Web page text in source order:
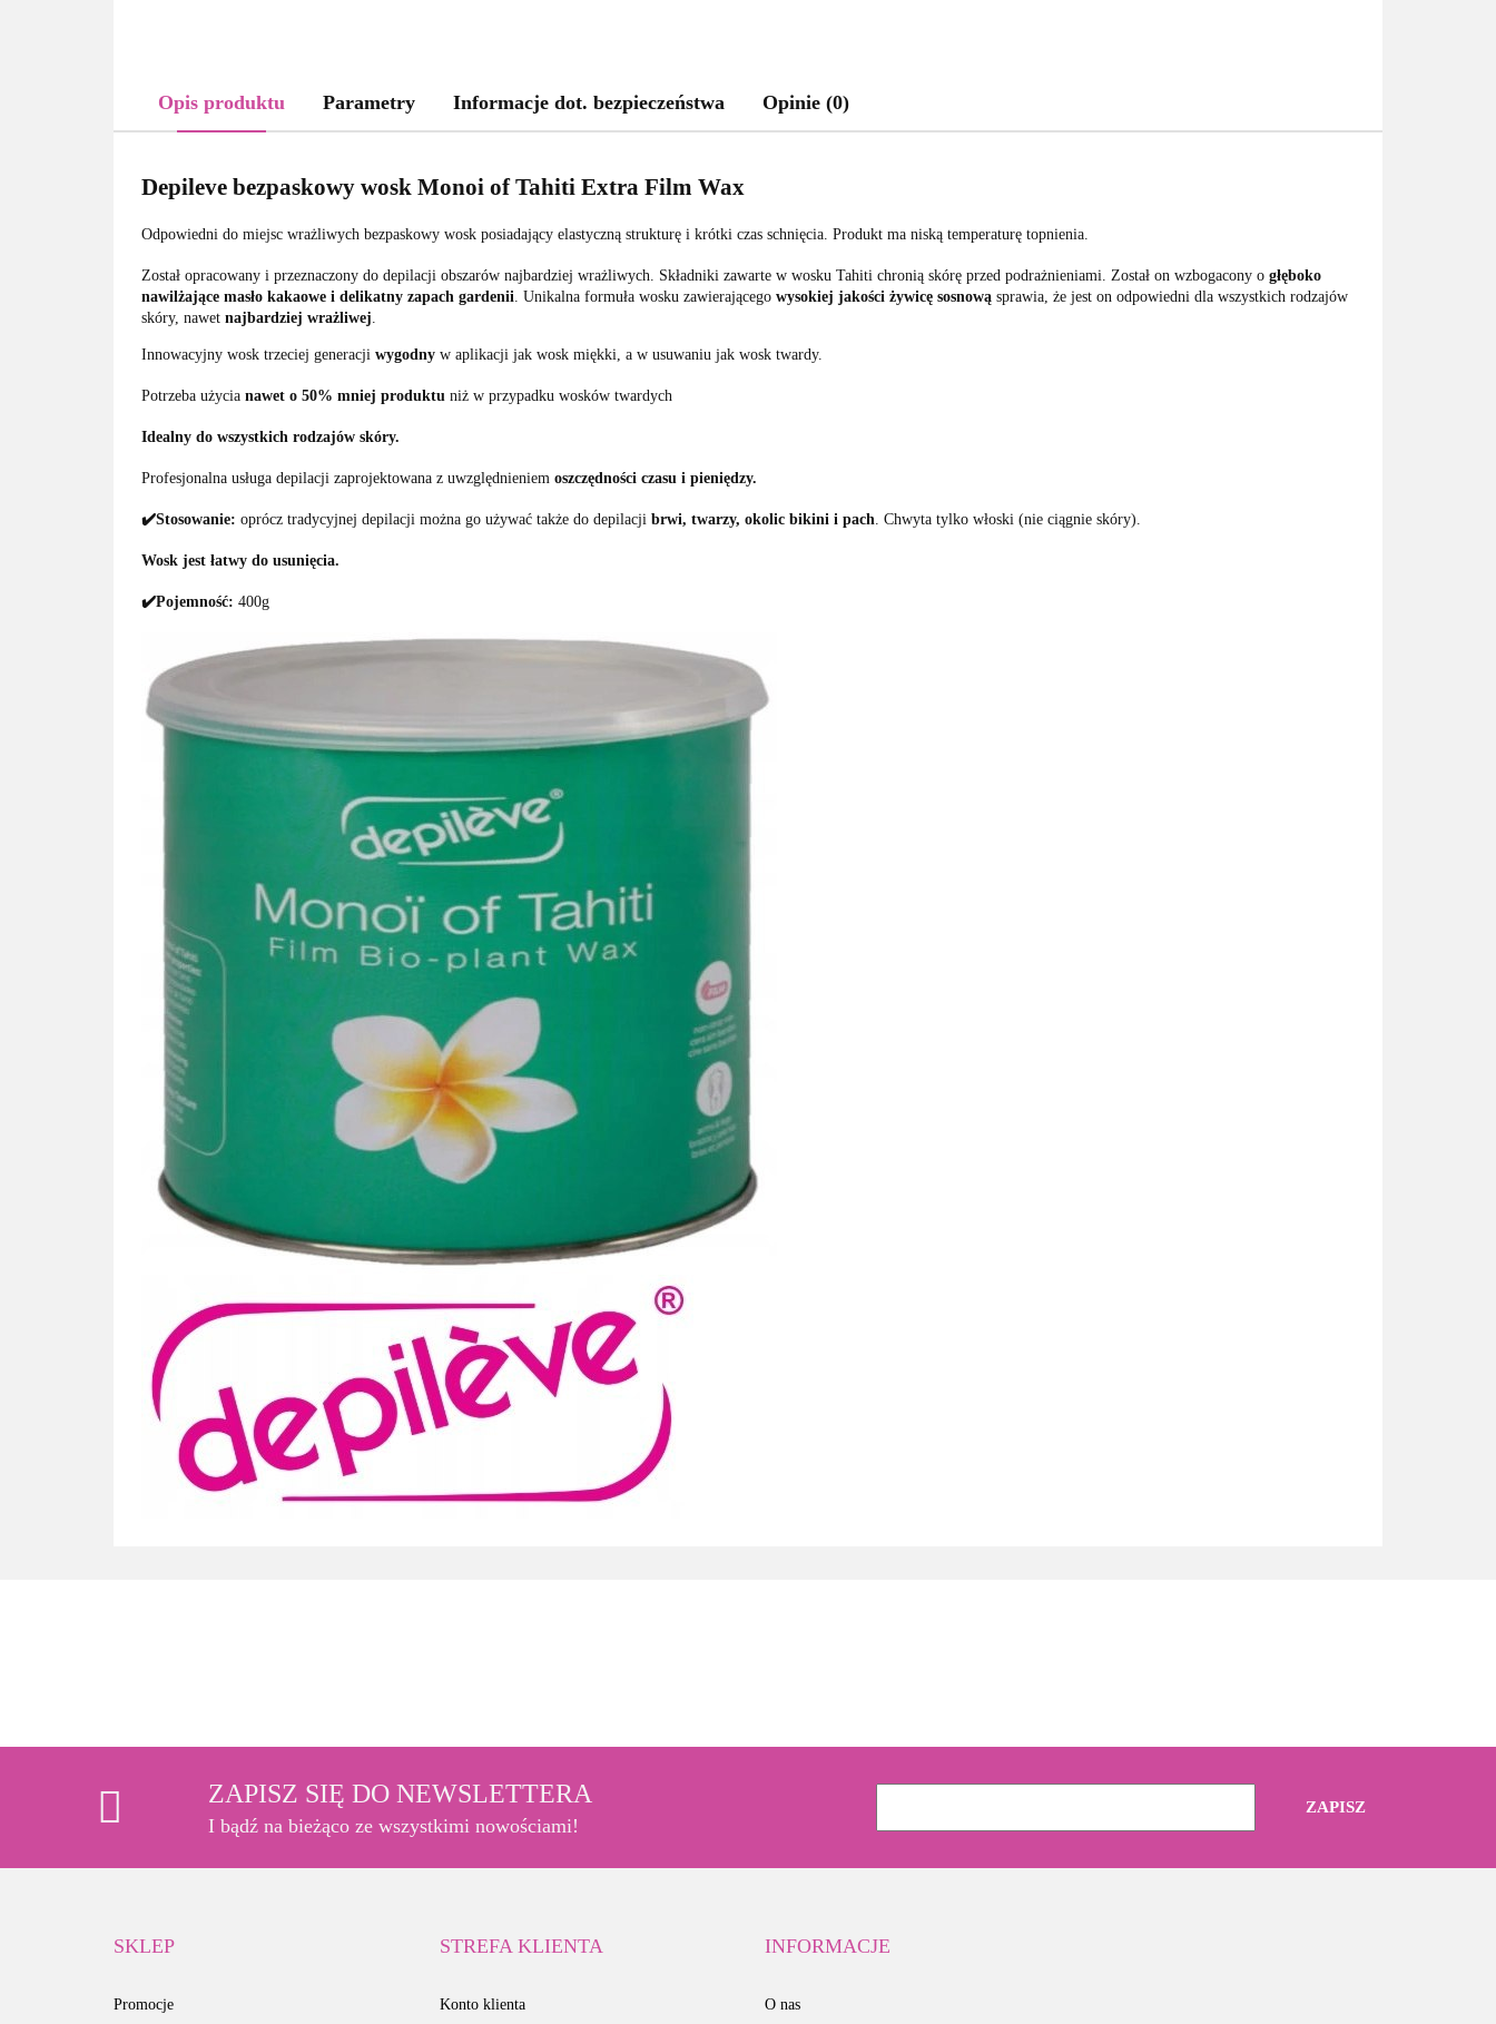
Opis produktu Parametry Informacje dot. bezpieczeństwa Opinie (0)
Depileve bezpaskowy wosk Monoi of Tahiti Extra Film Wax
Odpowiedni do miejsc wrażliwych bezpaskowy wosk posiadający elastyczną strukturę i krótki czas schnięcia. Produkt ma niską temperaturę topnienia.
Został opracowany i przeznaczony do depilacji obszarów najbardziej wrażliwych. Składniki zawarte w wosku Tahiti chronią skórę przed podrażnieniami. Został on wzbogacony o głęboko
nawilżające masło kakaowe i delikatny zapach gardenii . Unikalna formuła wosku zawierającego wysokiej jakości żywicę sosnową sprawia, że jest on odpowiedni dla wszystkich rodzajów
skóry, nawet najbardziej wrażliwej
Innowacyjny wosk trzeciej generacji wygodny w aplikacji jak wosk miękki, a w usuwaniu jak wosk twardy.
Potrzeba użycia nawet o 50% mniej produktu niż w przypadku wosków twardych
Idealny do wszystkich rodzajów skóry.
Profesjonalna usługa depilacji zaprojektowana z uwzględnieniem oszczędności czasu i pieniędzy.
✔️Stosowanie: oprócz tradycyjnej depilacji można go używać także do depilacji brwi, twarzy, okolic bikini i pach . Chwyta tylko włoski (nie ciągnie skóry).
Wosk jest łatwy do usunięcia.
✔️Pojemność: 400g
ZAPISZ SIĘ DO NEWSLETTERA
I bądź na bieżąco ze wszystkimi nowościami!
SKLEP
Promocje
STREFA KLIENTA
Konto klienta
INFORMACJE
O nas